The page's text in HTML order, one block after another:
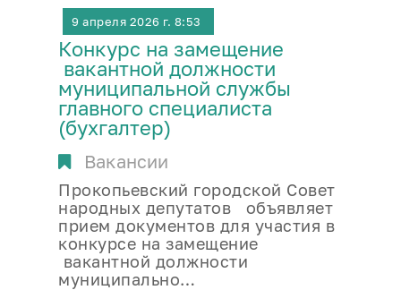
9 апреля 2026 г. 8:53
Конкурс на замещение
вакантной должности
муниципальной службы
главного специалиста
(бухгалтер)
Вакансии
Прокопьевский городской Совет
народных депутатов объявляет
прием документов для участия в
конкурсе на замещение
вакантной должности
муниципально…